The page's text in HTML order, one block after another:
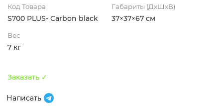
Код Товара
S700 PLUS- Carbon black
Габариты (ДхШхВ)
37×37×67 см
Вес
7 кг
Заказать ✓
Написать